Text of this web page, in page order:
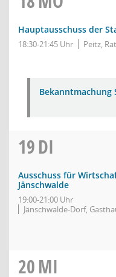
Hauptausschuss der
18:30-21:45 Uhr Peitz,
Bekanntmachung
19DI
Ausschuss für
Jänschwalde
19:00-21:00 Uhr
Jänschwalde-Dorf,
20MI